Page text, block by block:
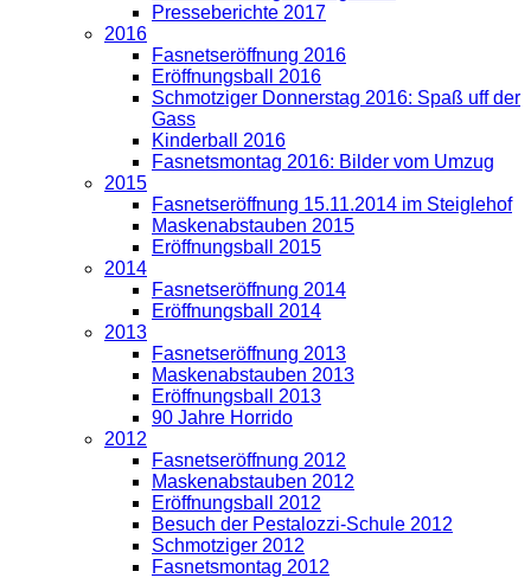
Presseberichte 2017
2016
Fasnetseröffnung 2016
Eröffnungsball 2016
Schmotziger Donnerstag 2016: Spaß uff der
Gass
Kinderball 2016
Fasnetsmontag 2016: Bilder vom Umzug
2015
Fasnetseröffnung 15.11.2014 im Steiglehof
Maskenabstauben 2015
Eröffnungsball 2015
2014
Fasnetseröffnung 2014
Eröffnungsball 2014
2013
Fasnetseröffnung 2013
Maskenabstauben 2013
Eröffnungsball 2013
90 Jahre Horrido
2012
Fasnetseröffnung 2012
Maskenabstauben 2012
Eröffnungsball 2012
Besuch der Pestalozzi-Schule 2012
Schmotziger 2012
Fasnetsmontag 2012